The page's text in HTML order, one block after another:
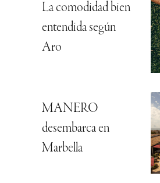
La comodidad bien
entendida según
Aro
MANERO
desembarca en
Marbella